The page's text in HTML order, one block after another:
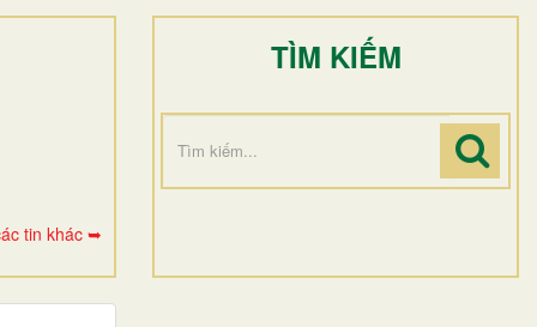
tin khác ➥
TÌM KIẾM